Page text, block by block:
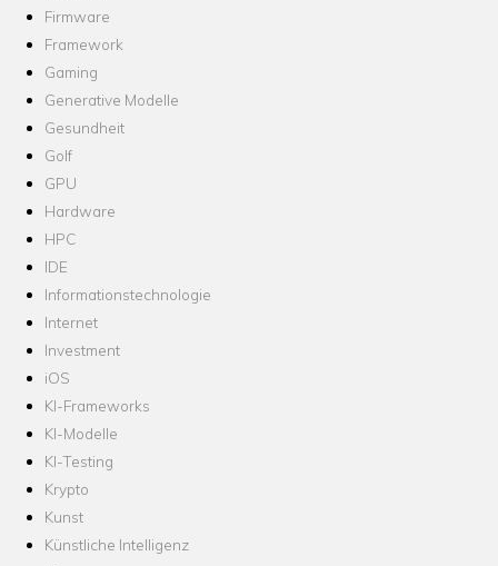
Firmware
Framework
Gaming
Generative Modelle
Gesundheit
Golf
GPU
Hardware
HPC
IDE
Informationstechnologie
Internet
Investment
iOS
KI-Frameworks
KI-Modelle
KI-Testing
Krypto
Kunst
Künstliche Intelligenz